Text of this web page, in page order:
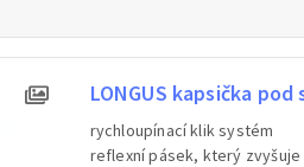
LONGUS kapsička
rychloupínací klik systém
reflexní pásek, který